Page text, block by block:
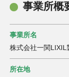
事業所概
事業所名
株式会社一関LIXIL
所在地